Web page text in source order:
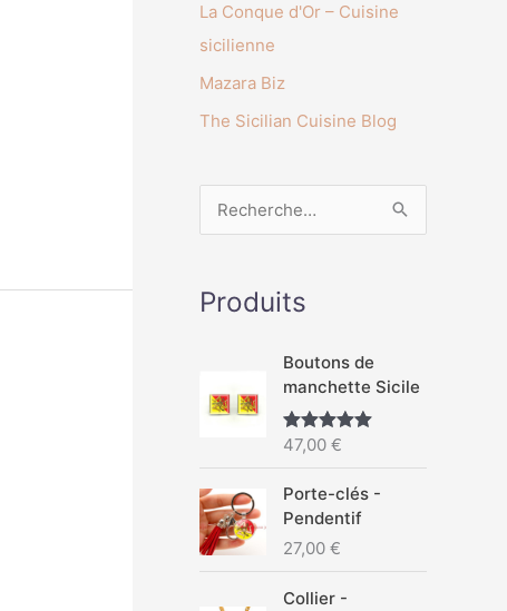
La Conque d'Or – Cuisine
sicilienne
Mazara Biz
The Sicilian Cuisine Blog
h
r
Produits
Boutons de
manchette Sicile
Note5.00
47,00 €
Porte-clés -
Pendentif
27,00 €
Collier -